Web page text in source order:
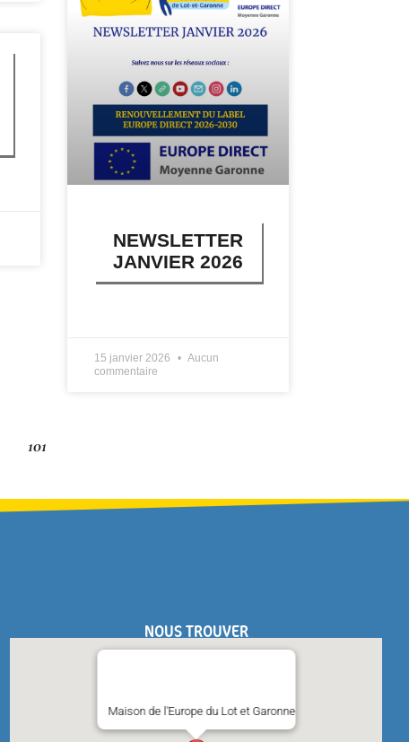
NEWSLETTER
JANVIER 2026
15 janvier 2026
Aucun
commentaire
101
NOUS TROUVER
Maison de l'Europe du Lot et Garonne